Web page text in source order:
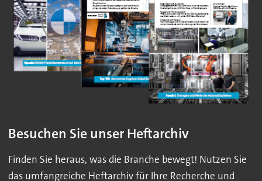
Besuchen Sie unser Heftarchiv
Finden Sie heraus, was die Branche bewegt! Nutzen Sie
das umfangreiche Heftarchiv für Ihre Recherche und